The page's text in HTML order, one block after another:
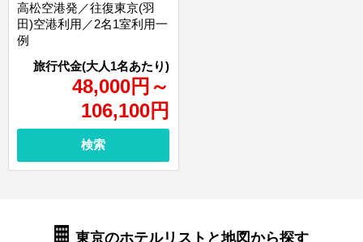
48,000円 ～
106,100円
高松空港発／往復東京(羽
田)空港利用／2名1室利用一
例
検索
東京のホテルリストと地図から探す